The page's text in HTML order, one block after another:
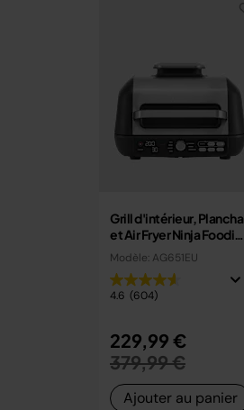
Grill d'intérieur, Plancha
et Air Fryer Ninja Foodi
MAX PRO 7,6 L AG651EU
Modèle: AG651EU
4.6 (604)
229,99 €
379,99 €au
Ajouter au panier